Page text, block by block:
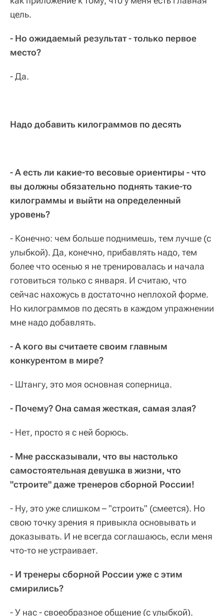
цель.
- Но ожидаемый результат - только первое
место?
- Да.
Надо добавить килограммов по десять
- А есть ли какие-то весовые ориентиры - что
вы должны обязательно поднять такие-то
килограммы и выйти на определенный
уровень?
- Конечно: чем больше поднимешь, тем лучше (с
улыбкой). Да, конечно, прибавлять надо, тем
более что осенью я не тренировалась и начала
готовиться только с января. И считаю, что
сейчас нахожусь в достаточно неплохой форме.
Но килограммов по десять в каждом упражнении
мне надо добавлять.
- А кого вы считаете своим главным
конкурентом в мире?
- Штангу, это моя основная соперница.
- Почему? Она самая жесткая, самая злая?
- Нет, просто я с ней борюсь.
- Мне рассказывали, что вы настолько
самостоятельная девушка в жизни, что
"строите" даже тренеров сборной России!
- Ну, это уже слишком – "строить" (смеется). Но
свою точку зрения я привыкла основывать и
доказывать. И не всегда соглашаюсь, если меня
что-то не устраивает.
- И тренеры сборной России уже с этим
смирились?
- У нас - своеобразное общение (с улыбкой).